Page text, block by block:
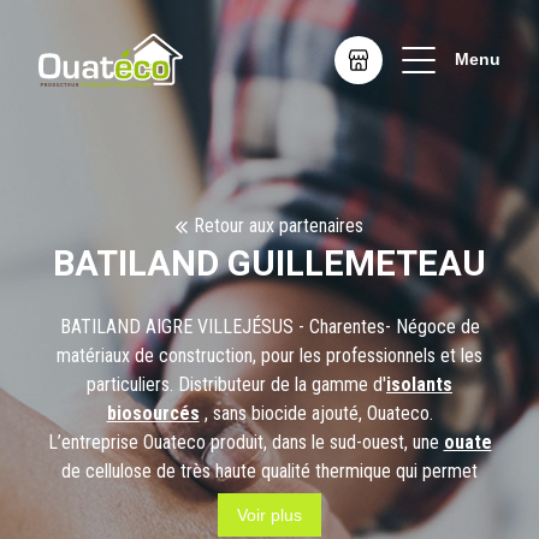
Menu
Retour aux partenaires
BATILAND GUILLEMETEAU
BATILAND AIGRE VILLEJÉSUS - Charentes- Négoce de
matériaux de construction, pour les professionnels et les
particuliers. Distributeur de la gamme d'isolants
biosourcés , sans biocide ajouté, Ouateco.
L’entreprise Ouateco produit, dans le sud-ouest, une ouate
de cellulose de très haute qualité thermique qui permet
d’économiser 26% de chauffage par rapport à un isolant
conventionnel et protège votre habitat de 9 à 12 heures
Voir plus